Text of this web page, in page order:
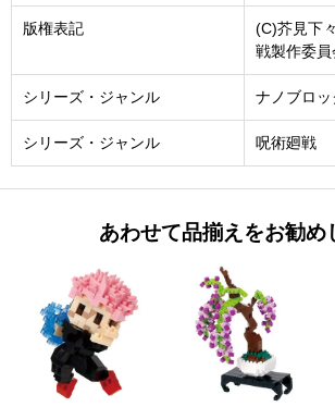
版権表記
(C)芥見下
戦製作委員
シリーズ・ジャンル ナノブロッ
シリーズ・ジャンル 呪術廻戦
あわせて品揃えをお勧め